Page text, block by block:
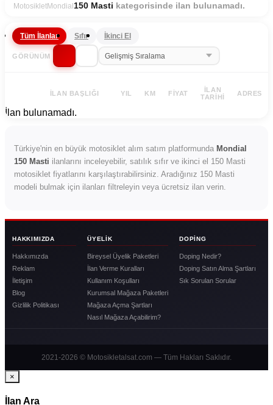
MotosikletMondial 150 Masti kategorisinde ilan bulunamadı.
Tüm İlanlar Sıfır İkinci El
GÖRÜNÜM
İLAN BAŞLIĞI YIL KM FIYAT
İLAN
TARIHI
ADRES
İlan bulunamadı.
Türkiye'nin en büyük motosiklet alım satım platformunda Mondial
150 Masti ilanlarını inceleyebilir, satılık sıfır ve ikinci el 150 Masti
motosiklet fiyatlarını karşılaştırabilirsiniz. Aradığınız 150 Masti
modeli bulmak için ilanları filtreleyin veya ücretsiz ilan verin.
HAKKIMIZDA
Hakkımızda
Reklam
İletişim
Blog
Gizlilik Politikası
ÜYELIK
Bireysel Üyelik Paketleri
İlan Verme Kuralları
Kullanım Koşulları
Kurumsal Mağaza Paketleri
Mağaza Açma Şartları
Nasıl Mağaza Açabilirim?
DOPING
Doping Nedir?
Doping Satın Alma Şartları
Sık Sorulan Sorular
2021-2026 © Motosikletalsat.com — Tüm Hakları Saklıdır.
×
İlan Ara